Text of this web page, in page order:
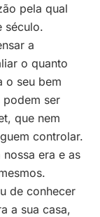
pela qual
século.
a
o quanto
o seu bem
podem ser
que nem
controlar.
era e as
de conhecer
a sua casa,